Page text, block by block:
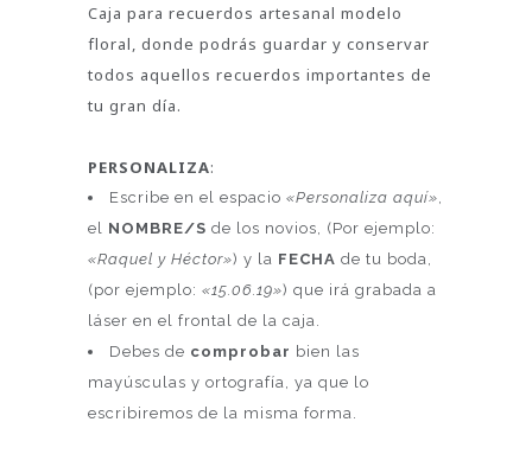
Caja para recuerdos artesanal modelo
floral, donde podrás guardar y conservar
todos aquellos recuerdos importantes de
tu gran día.
PERSONALIZA:
Escribe en el espacio «Personaliza aquí»
el
NOMBRE/S de los novios, (Por ejemplo:
«Raquel y Héctor») y la FECHA de tu boda,
(por ejemplo: «15.06.19») que irá grabada a
láser en el frontal de la caja.
Debes de comprobar bien las
mayúsculas y ortografía, ya que lo
escribiremos de la misma forma.